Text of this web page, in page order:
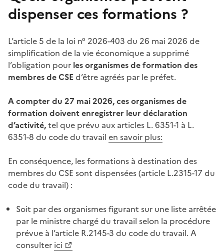
dispenser ces formations ?
L’article 5 de la loi n° 2026-403 du 26 mai 2026 de
simplification de la vie économique a supprimé
l’obligation pour les organismes de formation des
membres de CSEd’être agréés par le préfet.
A compter du 27 mai 2026, ces organismes de
formation doivent enregistrer leur déclaration
d’activité,tel que prévu aux articles L. 6351-1 à L.
6351-8 du code du travail en savoir plus:
En conséquence, les formations à destination des
membres du CSE sont dispensées (article L.2315-17 du
code du travail) :
Soit par des organismes figurant sur une liste arrêtée
par le ministre chargé du travail selon la procédure
prévue à l’article R.2145-3 du code du travail. A
consulter ici